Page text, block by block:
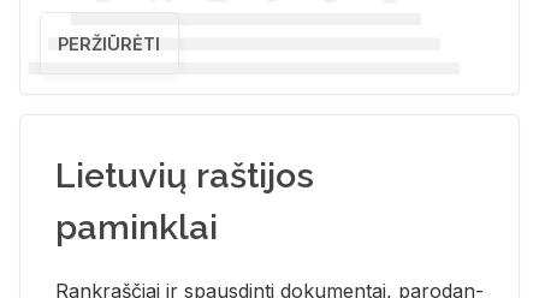
PERŽIŪRĖTI
Lietuvių raštijos
paminklai
Rank­raš­čiai ir spaus­din­ti do­ku­men­tai, pa­ro­dan­